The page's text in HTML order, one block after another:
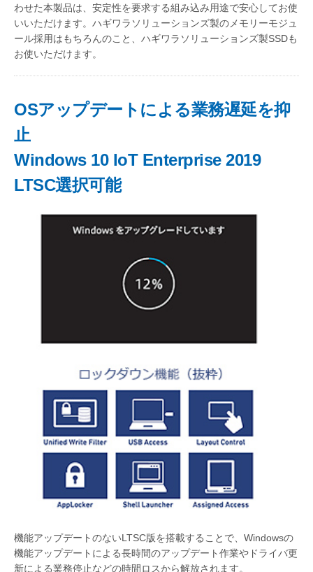
わせた本製品は、安定性を要求する組み込み用途で安心してお使
いいただけます。ハギワラソリューションズ製のメモリーモジュ
ール採用はもちろんのこと、ハギワラソリューションズ製SSDも
お使いただけます。
OSアップデートによる業務遅延を抑
止
Windows 10 IoT Enterprise 2019
LTSC選択可能
機能アップデートのないLTSC版を搭載することで、Windowsの
機能アップデートによる長時間のアップデート作業やドライバ更
新による業務停止などの時間ロスから解放されます。